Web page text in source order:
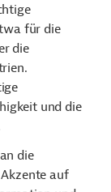
für die
die
und die
die
auf